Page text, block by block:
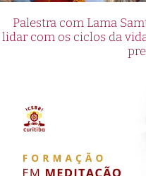
Palestra com Lama
lidar com os ciclos da